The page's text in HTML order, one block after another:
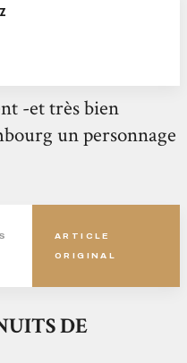
-et très bien
un personnage
ARTICLE
ORIGINAL
DE